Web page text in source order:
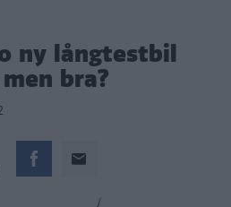
ny långtestbil
bra?